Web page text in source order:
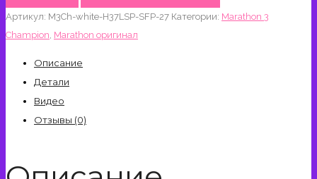
3
Champion
SFP-
Артикул: M3Ch-white-H37LSP-SFP-27 Категории: Marathon 3
Champion Marathon оригинал
Описание
Детали
Видео
Отзывы (0)